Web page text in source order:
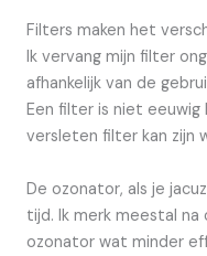
Filters maken het
Ik vervang mijn filter
afhankelijk van de
Een filter is niet eeuwig
versleten filter kan zijn
De ozonator, als je
tijd. Ik merk meestal
ozonator wat minder